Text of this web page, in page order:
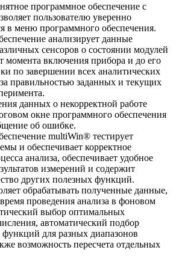
программное обеспечение с
пользователю уверенно
в меню программного обеспечения.
анализирует данные
сенсоров о состоянии модулей
момента включения прибора и до его
по завершении всех аналитических
правильностью заданных и текущих
данных о некорректной работе
окне программного обеспечения
об ошибке.
multiWin® тестирует
и обеспечивает корректное
анализа, обеспечивает удобное
измерений и содержит
других полезных функций.
обрабатывать полученные данные,
проведения анализа в фоновом
выбор оптимальных
автоматический подбор
для разных диапазонов
возможность переcчета отдельных